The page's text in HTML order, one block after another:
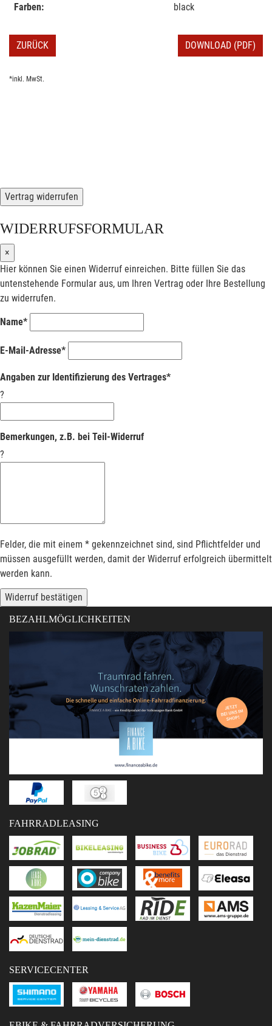
Farben: black
ZURÜCK DOWNLOAD (PDF)
*inkl. MwSt.
Vertrag widerrufen
WIDERRUFSFORMULAR
×
Hier können Sie einen Widerruf einreichen. Bitte füllen Sie das
untenstehende Formular aus, um Ihren Vertrag oder Ihre Bestellung
zu widerrufen.
Name*
E-Mail-Adresse*
Angaben zur Identifizierung des Vertrages*
?
Bemerkungen, z.B. bei Teil-Widerruf
?
Felder, die mit einem * gekennzeichnet sind, sind Pflichtfelder und
müssen ausgefüllt werden, damit der Widerruf erfolgreich übermittelt
werden kann.
Widerruf bestätigen
BEZAHLMÖGLICHKEITEN
FAHRRADLEASING
SERVICECENTER